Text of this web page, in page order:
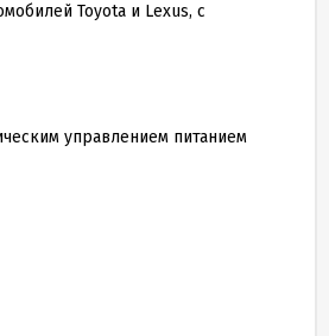
Toyota и Lexus, с
управлением питанием